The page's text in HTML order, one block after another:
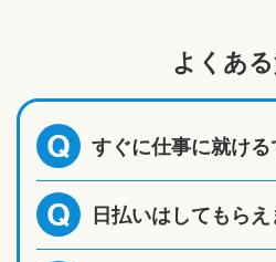
よくあ
Q すぐに仕事に就ける
Q 日払いはしてもらえ